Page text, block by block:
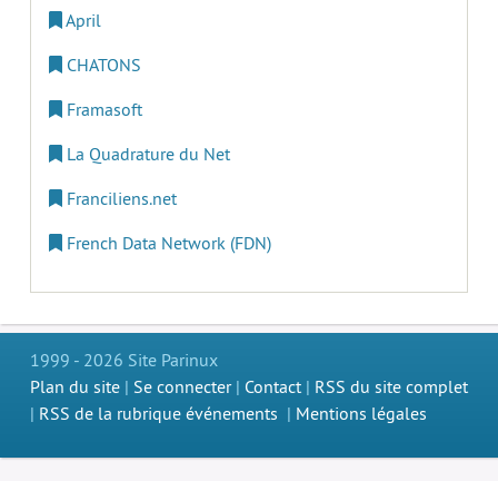
April
CHATONS
Framasoft
La Quadrature du Net
Franciliens.net
French Data Network (FDN)
1999 - 2026 Site Parinux
Plan du site | Se connecter| Contact | RSS du site complet
| RSS de la rubrique événements | Mentions légales